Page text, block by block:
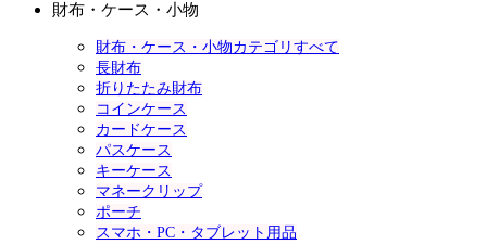
財布・ケース・小物
財布・ケース・小物カテゴリすべて
長財布
折りたたみ財布
コインケース
カードケース
パスケース
キーケース
マネークリップ
ポーチ
スマホ・PC・タブレット用品